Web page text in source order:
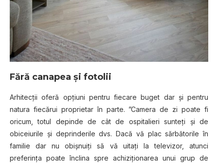
Fără canapea şi fotolii
Arhitecţii oferă opţiuni pentru fiecare buget dar şi pentru
natura fiecărui proprietar în parte. ”Camera de zi poate fi
oricum, totul depinde de cât de ospitalieri sunteţi şi de
obiceiurile şi deprinderile dvs. Dacă vă plac sărbătorile în
familie dar nu obişnuiţi să vă uitaţi la televizor, atunci
preferinţa poate înclina spre achiziţionarea unui grup de